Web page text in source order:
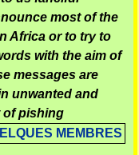
most of the
Africa or to try to
with the aim of
messages are
unwanted and
of pishing
MEMBRES